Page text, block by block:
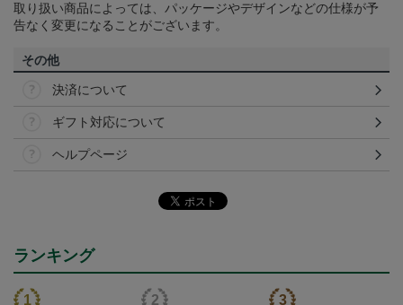
取り扱い商品によっては、パッケージやデザインなどの仕様が予
告なく変更になることがございます。
その他
決済について
ギフト対応について
ヘルプページ
ランキング